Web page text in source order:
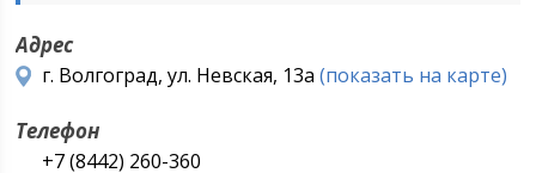
Адрес
г. Волгоград, ул. Невская, 13а(показать на карте)
Телефон
+7 (8442) 260-360